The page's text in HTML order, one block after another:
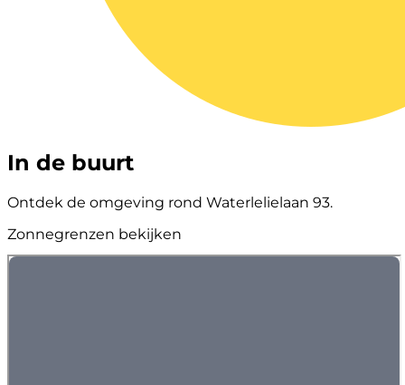
In de buurt
Ontdek de omgeving rond Waterlelielaan 93.
Zonnegrenzen bekijken